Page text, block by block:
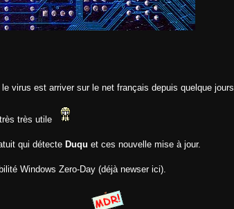
le virus est arriver sur le net français depuis quelque jours
très utile
qui détecte Duqu et ces nouvelle mise à jour.
Windows Zero-Day (déjà newser ici).